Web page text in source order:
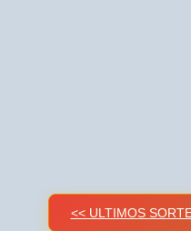
<< ULTIMOS